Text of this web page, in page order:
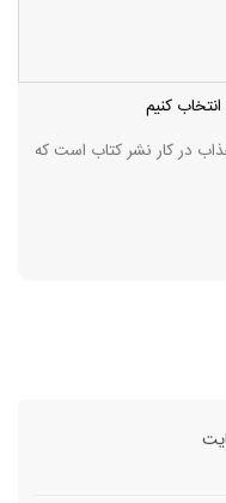
کنیم
در کار نشر کتاب است که